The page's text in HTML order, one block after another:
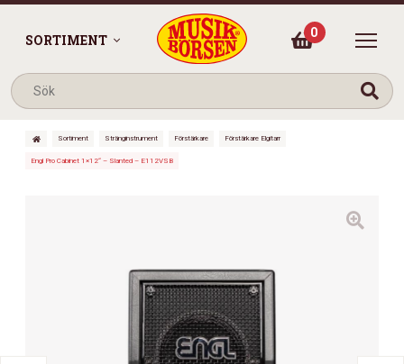
SORTIMENT 0
Sortiment Stränginstrument Förstärkare Förstärkare Elgitarr
Engl Pro Cabinet 1×12“ – Slanted – E112VSB